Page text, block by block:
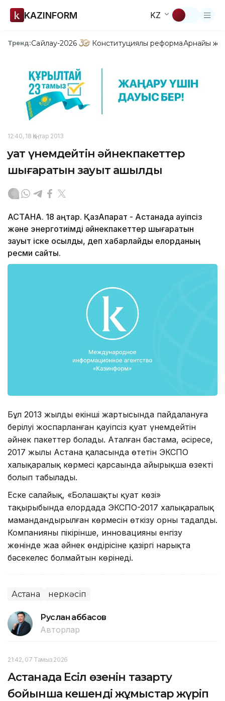
KAZINFORM KZ
Тренд:Сайлау-2026 Конституциялық реформаАрнайы
12:40, 18 Қаңтар 2013
Қуат үнемдейтін әйнекпакеттер
шығаратын зауыт ашылды
АСТАНА. 18 қаңтар. ҚазАқпарат - Астанада қауіпсіз
және энерготиімді әйнекпакеттер шығаратын
зауыт іске қосылды, деп хабарлайды елорданың
ресми сайты.
Бұл 2013 жылдың екінші жартысында пайдалануға
берілуі жоспарланған қауіпсіз қуат үнемдейтін
әйнек пакеттер болады. Аталған бастама, әсіресе,
2017 жылы Астана қаласында өтетін ЭКСПО
халықаралық көрмесі қарсаңында айырықша өзекті
болып табылады.
Еске салайық, «Болашақтың қуат көзі»
тақырыбында елордада ЭКСПО-2017 халықаралық
мамандандырылған көрмесін өткізу орны таңдалды.
Компанияның пікірінше, инновацияны енгізу
жөнінде жаңа әйнек өндірісіне қазіргі нарықта
бәсекелес болмайтын көрінеді.
Астана Өнеркәсіп
Руслан Ғаббасов
Авторлар
21:42, 07 Тамыз 2026
Астанада Есіл өзенін тазарту
бойынша кешенді жұмыстар жүріп